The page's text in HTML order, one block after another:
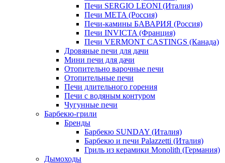
Печи SERGIO LEONI (Италия)
Печи META (Россия)
Печи-камины БАВАРИЯ (Россия)
Печи INVICTA (Франция)
Печи VERMONT CASTINGS (Канада)
Дровяные печи для дачи
Мини печи для дачи
Отопительно варочные печи
Отопительные печи
Печи длительного горения
Печи с водяным контуром
Чугунные печи
Барбекю-грили
Бренды
Барбекю SUNDAY (Италия)
Барбекю и печи Palazzetti (Италия)
Гриль из керамики Monolith (Германия)
Дымоходы